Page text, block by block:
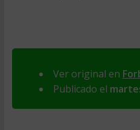
Ver original en
Publicado el